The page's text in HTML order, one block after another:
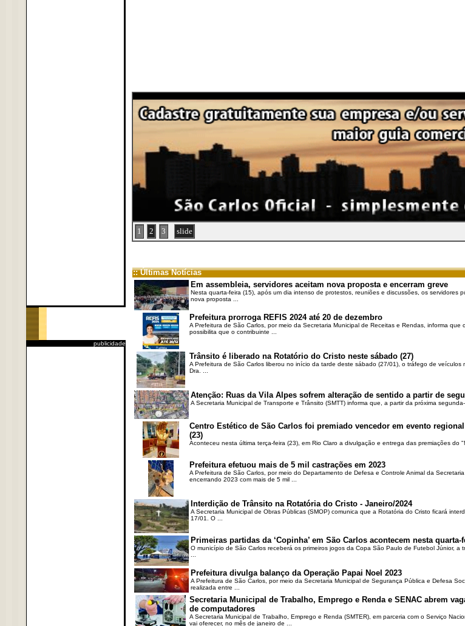
publicidade
1 2 3 slide
:: Últimas Notícias
Em assembleia, servidores aceitam nova proposta e encerram greve
Nesta quarta-feira (15), após um dia intenso de protestos, reuniões e discussões, os servidores
nova proposta ...
Prefeitura prorroga REFIS 2024 até 20 de dezembro
A Prefeitura de São Carlos, por meio da Secretaria Municipal de Receitas e Rendas, informa que
possibilita que o contribuinte ...
Trânsito é liberado na Rotatório do Cristo neste sábado (27)
A Prefeitura de São Carlos liberou no início da tarde deste sábado (27/01), o tráfego de
Dra. ...
Atenção: Ruas da Vila Alpes sofrem alteração de sentido a partir de
A Secretaria Municipal de Transporte e Trânsito (SMTT) informa que, a partir da próxima
Centro Estético de São Carlos foi premiado vencedor em evento
(23)
Aconteceu nesta última terça-feira (23), em Rio Claro a divulgação e entrega das premiações do
Prefeitura efetuou mais de 5 mil castrações em 2023
A Prefeitura de São Carlos, por meio do Departamento de Defesa e Controle Animal da
encerrando 2023 com mais de 5 mil ...
Interdição de Trânsito na Rotatória do Cristo - Janeiro/2024
A Secretaria Municipal de Obras Públicas (SMOP) comunica que a Rotatória do Cristo ficará
17/01. O ...
Primeiras partidas da ‘Copinha’ em São Carlos acontecem nesta quarta-
O município de São Carlos receberá os primeiros jogos da Copa São Paulo de Futebol Júnior, a
Prefeitura divulga balanço da Operação Papai Noel 2023
A Prefeitura de São Carlos, por meio da Secretaria Municipal de Segurança Pública e Defesa
realizada entre ...
Secretaria Municipal de Trabalho, Emprego e Renda e SENAC abrem
de computadores
A Secretaria Municipal de Trabalho, Emprego e Renda (SMTER), em parceria com o Serviço
vai oferecer, no mês de janeiro de ...